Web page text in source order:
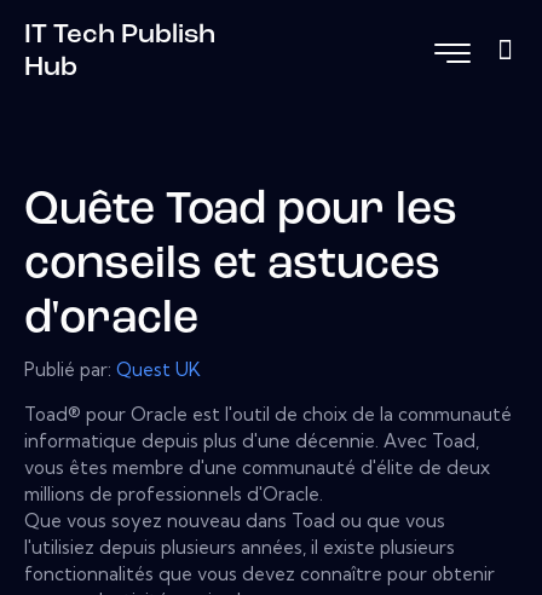
IT Tech Publish
Hub
Quête Toad pour les
conseils et astuces
d'oracle
Publié par: Quest UK
Toad® pour Oracle est l'outil de choix de la communauté
informatique depuis plus d'une décennie. Avec Toad,
vous êtes membre d'une communauté d'élite de deux
millions de professionnels d'Oracle.
Que vous soyez nouveau dans Toad ou que vous
l'utilisiez depuis plusieurs années, il existe plusieurs
fonctionnalités que vous devez connaître pour obtenir